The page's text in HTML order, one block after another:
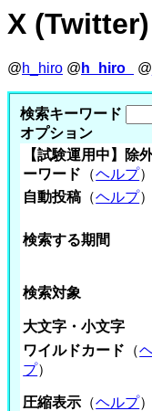
X
@h_hiro @ h_hiro_ @
検索キーワード
オプション
【試験運用中】除
ーワード （ヘルプ）
自動投稿 （ヘルプ）
検索する期間
検索対象
大文字・小文字
ワイルドカード （
プ）
圧縮表示 （ヘルプ）